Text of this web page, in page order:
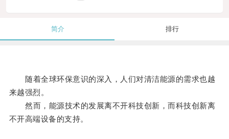
简介 排行
随着全球环保意识的深入，人们对清洁能源的需求也越
来越强烈。
然而，能源技术的发展离不开科技创新，而科技创新离
不开高端设备的支持。